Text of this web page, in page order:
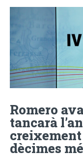
Romero
tancarà
creixement
dècimes